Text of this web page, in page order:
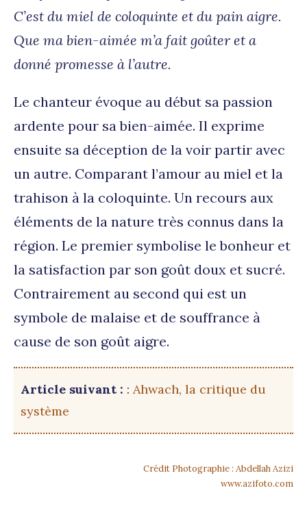
C’est du miel de coloquinte et du pain aigre.
Que ma bien-aimée m’a fait goûter et a
donné promesse à l’autre.
Le chanteur évoque au début sa passion
ardente pour sa bien-aimée. Il exprime
ensuite sa déception de la voir partir avec
un autre. Comparant l’amour au miel et la
trahison à la coloquinte. Un recours aux
éléments de la nature très connus dans la
région. Le premier symbolise le bonheur et
la satisfaction par son goût doux et sucré.
Contrairement au second qui est un
symbole de malaise et de souffrance à
cause de son goût aigre.
Article suivant : : Ahwach, la critique du
système
Crédit Photographie : Abdellah Azizi
www.azifoto.com